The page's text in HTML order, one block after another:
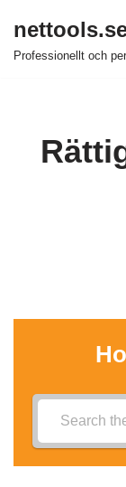
Hoppa
Professionellt och